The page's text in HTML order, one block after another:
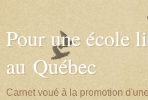
Pour une école
au Québec
Carnet voué à la promotion